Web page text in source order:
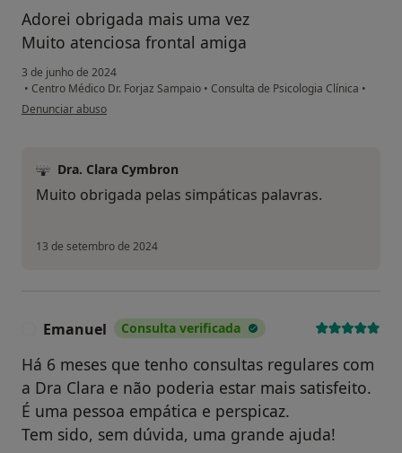
Adorei obrigada mais uma vez
Muito atenciosa frontal amiga
3 de junho de 2024
• Centro Médico Dr. Forjaz Sampaio • Consulta de Psicologia Clínica •
na opinião do utilizador Alda
Denunciar abuso
Dra. Clara Cymbron
Muito obrigada pelas simpáticas palavras.
13 de setembro de 2024
Emanuel Consulta verificada
Há 6 meses que tenho consultas regulares com
a Dra Clara e não poderia estar mais satisfeito.
É uma pessoa empática e perspicaz.
Tem sido, sem dúvida, uma grande ajuda!